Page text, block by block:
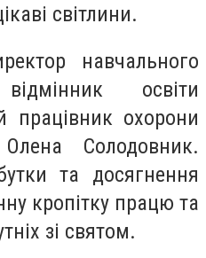
світлини.
навчального
освіти
працівник охорони
Солодовник.
та досягнення
кропітку працю та
зі святом.